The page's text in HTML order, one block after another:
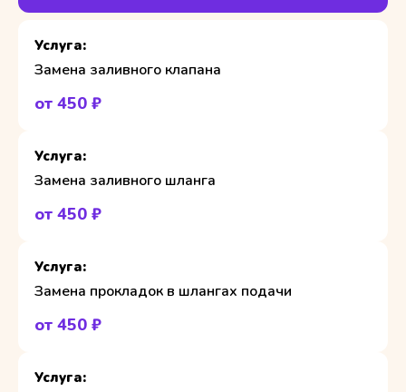
Замена заливного клапана
от 450 ₽
Замена заливного шланга
от 450 ₽
Замена прокладок в шлангах подачи
от 450 ₽